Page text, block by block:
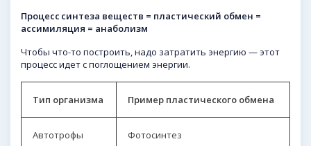
Процесс синтеза веществ = пластический обмен =
ассимиляция = анаболизм
Чтобы что-то построить, надо затратить энергию — этот
процесс идет с поглощением энергии.
Тип организма Пример пластического обмена
Автотрофы Фотосинтез